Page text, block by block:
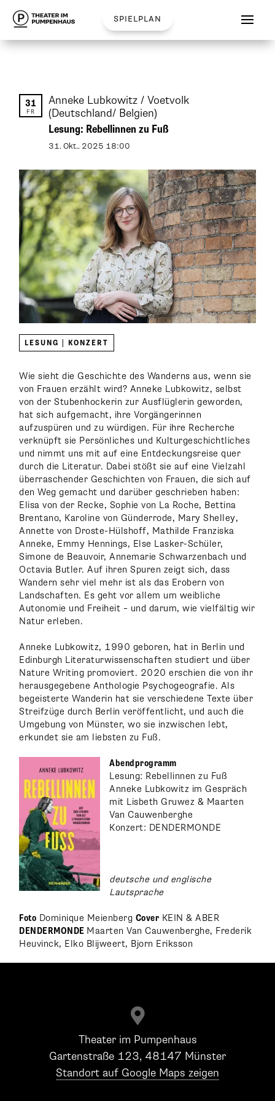
spielplan
31
FR
Anneke Lubkowitz / Voetvolk
(Deutschland/ Belgien)
Lesung: Rebellinnen zu Fuß
31.Okt.. 2025 18:00
LESUNG | KONZERT
Wie sieht die Geschichte des Wanderns aus, wenn sie
von Frauen erzählt wird? Anneke Lubkowitz, selbst
von der Stubenhockerin zur Ausflüglerin geworden,
hat sich aufgemacht, ihre Vorgängerinnen
aufzuspüren und zu würdigen. Für ihre Recherche
verknüpft sie Persönliches und Kulturgeschichtliches
und nimmt uns mit auf eine Entdeckungsreise quer
durch die Literatur. Dabei stößt sie auf eine Vielzahl
überraschender Geschichten von Frauen, die sich auf
den Weg gemacht und darüber geschrieben haben:
Elisa von der Recke, Sophie von La Roche, Bettina
Brentano, Karoline von Günderrode, Mary Shelley,
Annette von Droste-Hülshoff, Mathilde Franziska
Anneke, Emmy Hennings, Else Lasker-Schüler,
Simone de Beauvoir, Annemarie Schwarzenbach und
Octavia Butler. Auf ihren Spuren zeigt sich, dass
Wandern sehr viel mehr ist als das Erobern von
Landschaften. Es geht vor allem um weibliche
Autonomie und Freiheit – und darum, wie vielfältig wir
Natur erleben.
Anneke Lubkowitz, 1990 geboren, hat in Berlin und
Edinburgh Literaturwissenschaften studiert und über
Nature Writing promoviert. 2020 erschien die von ihr
herausgegebene Anthologie Psychogeografie. Als
begeisterte Wanderin hat sie verschiedene Texte über
Streifzüge durch Berlin veröffentlicht, und auch die
Umgebung von Münster, wo sie inzwischen lebt,
erkundet sie am liebsten zu Fuß.
Abendprogramm
Lesung: Rebellinnen zu Fuß
Anneke Lubkowitz im Gespräch
mit Lisbeth Gruwez & Maarten
Van Cauwenberghe
Konzert: DENDERMONDE
deutsche und englische
Lautsprache
Foto Dominique Meienberg Cover KEIN & ABER
DENDERMONDE Maarten Van Cauwenberghe, Frederik
Heuvinck, Elko Blijweert, Bjorn Eriksson

Theater im Pumpenhaus
Gartenstraße 123, 48147 Münster
Standort auf Google Maps zeigen